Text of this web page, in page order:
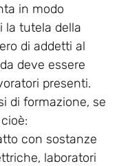
in modo
la tutela della
di addetti al
deve essere
presenti.
di formazione, se
con sostanze
laboratori